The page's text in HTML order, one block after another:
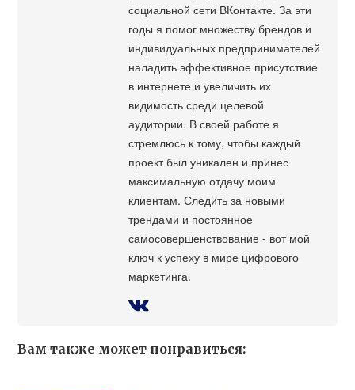
социальной сети ВКонтакте. За эти
годы я помог множеству брендов и
индивидуальных предпринимателей
наладить эффективное присутствие
в интернете и увеличить их
видимость среди целевой
аудитории. В своей работе я
стремлюсь к тому, чтобы каждый
проект был уникален и принес
максимальную отдачу моим
клиентам. Следить за новыми
трендами и постоянное
самосовершенствование - вот мой
ключ к успеху в мире цифрового
маркетинга.
Вам также может понравиться: